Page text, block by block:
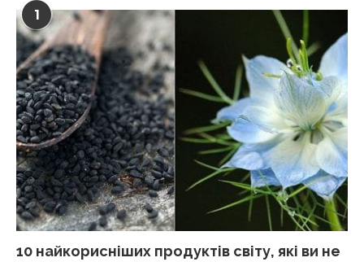
1
10 найкорисніших продуктів світу, які ви не